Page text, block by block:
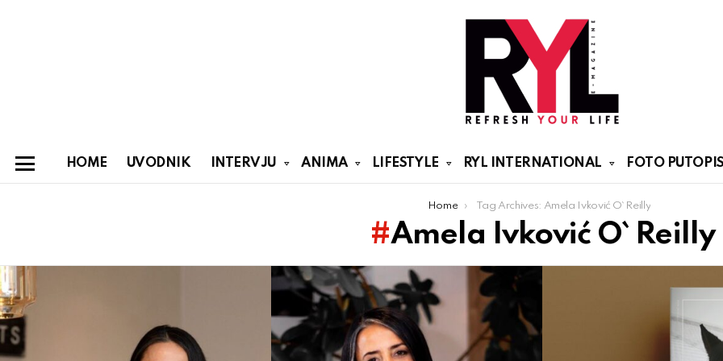
HOME UVODNIK INTERVJU ANIMA LIFESTYLE RYL INTERNATIONAL FOTO PUTOPISI
Home Tag Archives: Amela Ivković O` Reilly
Amela Ivković O` Reilly
Latest
stories